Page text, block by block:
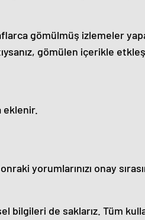
gömülmüş izlemeler
gömülen içerikle
eklenir.
yorumlarınızı onay
bilgileri de saklarız. Tüm